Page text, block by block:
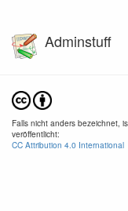
Adminstuff
Falls nicht anders bezeichnet,
veröffentlicht:
CC Attribution 4.0 International